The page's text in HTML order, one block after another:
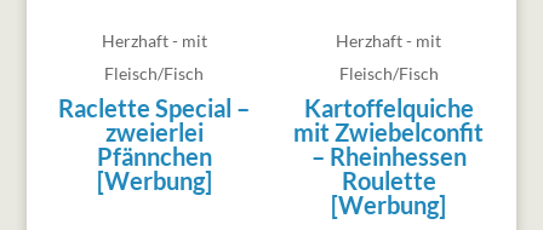
Herzhaft - mit
Fleisch/Fisch
Raclette Special –
zweierlei
Pfännchen
[Werbung]
Herzhaft - mit
Fleisch/Fisch
Kartoffelquiche
mit Zwiebelconfit
– Rheinhessen
Roulette
[Werbung]